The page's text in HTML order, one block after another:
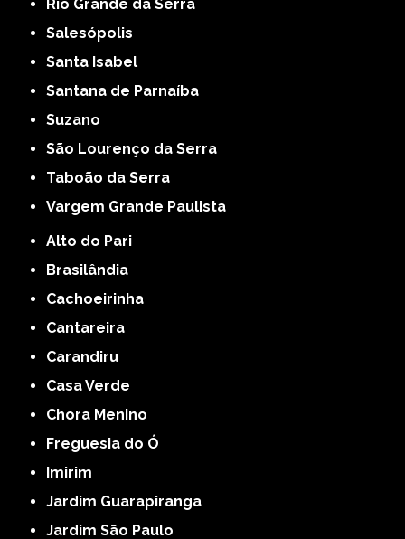
Rio Grande da Serra
Salesópolis
Santa Isabel
Santana de Parnaíba
Suzano
São Lourenço da Serra
Taboão da Serra
Vargem Grande Paulista
Alto do Pari
Brasilândia
Cachoeirinha
Cantareira
Carandiru
Casa Verde
Chora Menino
Freguesia do Ó
Imirim
Jardim Guarapiranga
Jardim São Paulo